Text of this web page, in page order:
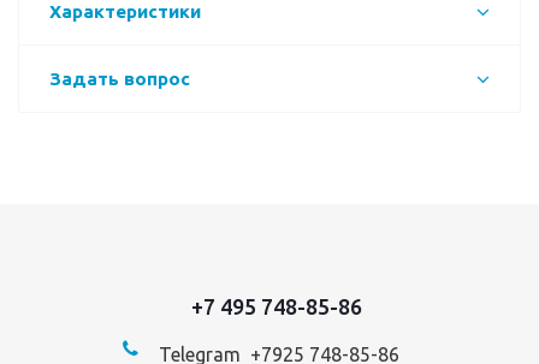
Характеристики
Задать вопрос
+7 495 748-85-86
Telegram +7925 748-85-86